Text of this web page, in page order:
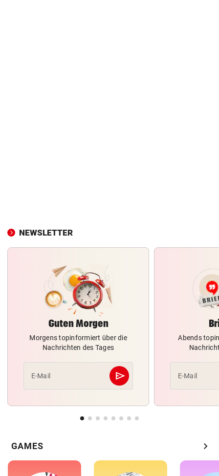
NEWSLETTER
Guten Morgen
Morgens topinformiert über die
Nachrichten des Tages
E-Mail send
Abschicken
Abends
E-Mail
GAMES chevron_right